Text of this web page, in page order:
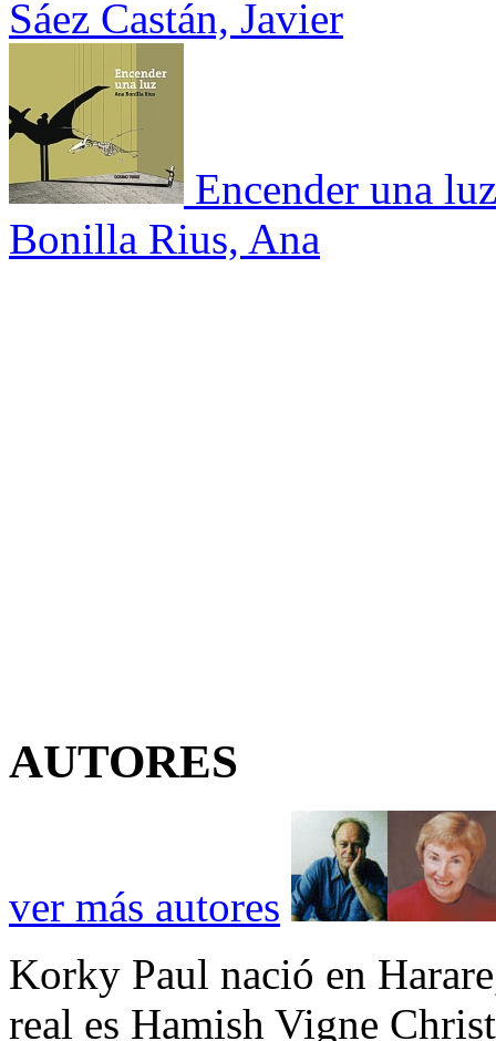
Sáez Castán, Javier
Encender una luz
Bonilla Rius, Ana
AUTORES
ver más autores
Korky Paul nació en
real es Hamish Vigne